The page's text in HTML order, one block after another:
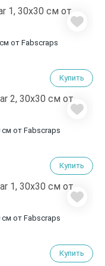
от Fabscraps
Купить
см от Fabscraps
Купить
см от Fabscraps
Купить